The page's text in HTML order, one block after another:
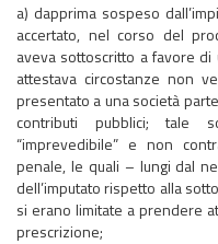
a) dapprima sospeso
accertato, nel corso del
aveva sottoscritto a favore di
attestava circostanze non
presentato a una società
contributi pubblici; tale
“imprevedibile” e non
penale, le quali – lungi dal
dell’imputato rispetto alla
si erano limitate a prendere
prescrizione;